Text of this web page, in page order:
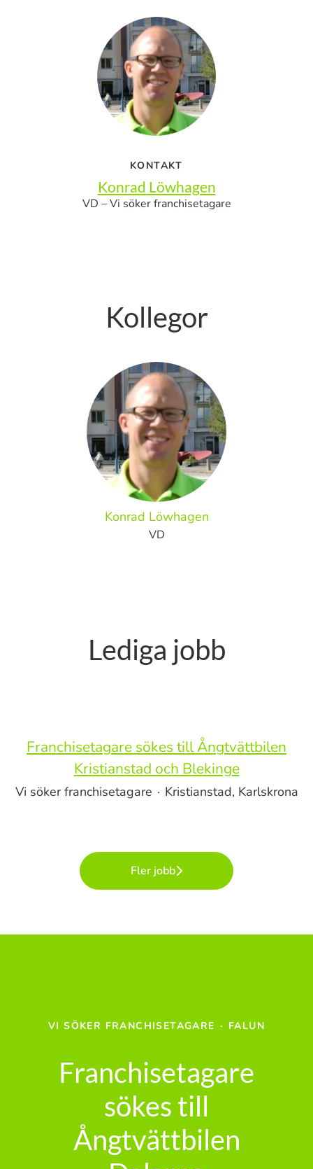
KONTAKT
Konrad Löwhagen
VD – Vi söker franchisetagare
Kollegor
Konrad Löwhagen
VD
Lediga jobb
Franchisetagare sökes till Ångtvättbilen
Kristianstad och Blekinge
Vi söker franchisetagare · Kristianstad, Karlskrona
Fler jobb
VI SÖKER FRANCHISETAGARE · FALUN
Franchisetagare
sökes till
Ångtvättbilen